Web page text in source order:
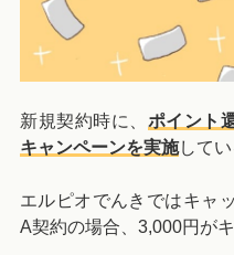
新規契約時に、 ポイント
キャンペーンを実施してい
エルピオでんきではキャ
A契約の場合、3,000円が